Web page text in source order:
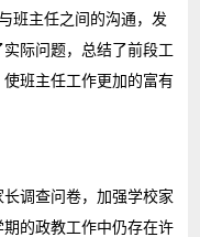
班主任之间的沟通，发
际问题，总结了前段工
班主任工作更加的富有
调查问卷，加强学校家
的政教工作中仍存在许